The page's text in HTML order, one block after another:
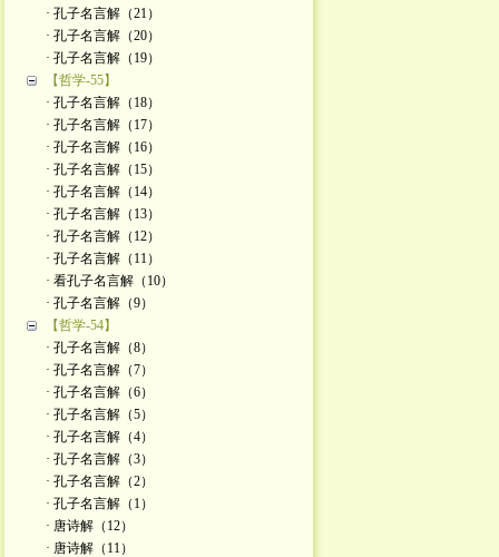
· 孔子名言解（21）
· 孔子名言解（20）
· 孔子名言解（19）
【哲学-55】
· 孔子名言解（18）
· 孔子名言解（17）
· 孔子名言解（16）
· 孔子名言解（15）
· 孔子名言解（14）
· 孔子名言解（13）
· 孔子名言解（12）
· 孔子名言解（11）
· 看孔子名言解（10）
· 孔子名言解（9）
【哲学-54】
· 孔子名言解（8）
· 孔子名言解（7）
· 孔子名言解（6）
· 孔子名言解（5）
· 孔子名言解（4）
· 孔子名言解（3）
· 孔子名言解（2）
· 孔子名言解（1）
· 唐诗解（12）
· 唐诗解（11）